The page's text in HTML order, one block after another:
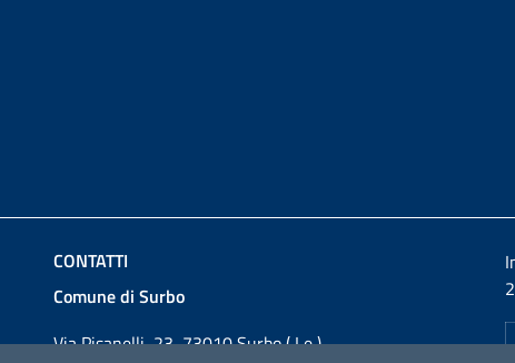
CONTATTI
Comune di Surbo
Via Pisanelli, 23, 73010 Surbo ( Le )